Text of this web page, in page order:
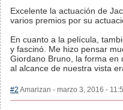
Excelente la actuación de
varios premios por su
En cuanto a la película,
y fascinó. Me hizo pensar
Giordano Bruno, la forma
al alcance de nuestra vista
#2 Amarizan - marzo 3, 2016 -